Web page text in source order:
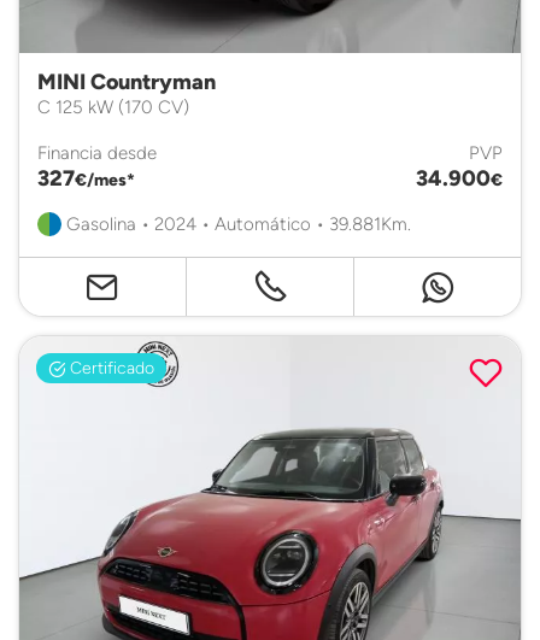
MINI Countryman
C 125 kW (170 CV)
Financia desde
327€/mes*
PVP
34.900€
Gasolina • 2024 • Automático • 39.881Km.
Certificado